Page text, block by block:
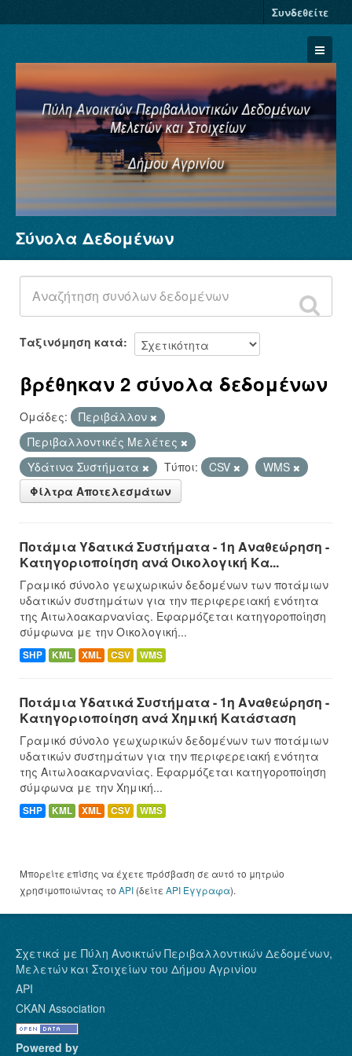
Συνδεθείτε
Σύνολα Δεδομένων
Φορείς
Ομάδες
Σχετικά
Σύνολα Δεδομένων
Ταξινόμηση κατά
βρέθηκαν 2 σύνολα δεδομένων
Ομάδες:
Περιβάλλον
Περιβαλλοντικές Μελέτες
Υδάτινα Συστήματα
Τύποι: CSV
WMS
Φίλτρα Αποτελεσμάτων
Ποτάμια Υδατικά Συστήματα - 1η Αναθεώρηση -
Κατηγοριοποίηση ανά Οικολογική Κα...
Γραμικό σύνολο γεωχωρικών δεδομένων των ποτάμιων
υδατικών συστημάτων για την περιφερειακή ενότητα
της Αιτωλοακαρνανίας. Εφαρμόζεται κατηγοροποίηση
σύμφωνα με την Οικολογική...
SHP KML XML CSV WMS
Ποτάμια Υδατικά Συστήματα - 1η Αναθεώρηση -
Κατηγοριοποίηση ανά Χημική Κατάσταση
Γραμικό σύνολο γεωχωρικών δεδομένων των ποτάμιων
υδατικών συστημάτων για την περιφερειακή ενότητα
της Αιτωλοακαρνανίας. Εφαρμόζεται κατηγοροποίηση
σύμφωνα με την Χημική...
SHP KML XML CSV WMS
Μπορείτε επίσης να έχετε πρόσβαση σε αυτό το μητρώο
χρησιμοποιώντας το API (δείτε API Έγγραφα).
Σχετικά με Πύλη Ανοικτών Περιβαλλοντικών Δεδομένων,
Μελετών και Στοιχείων του Δήμου Αγρινίου
API
CKAN Association
Powered by